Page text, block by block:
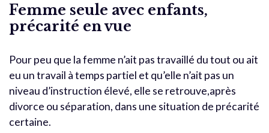
Femme seule avec enfants,
précarité en vue
Pour peu que la femme n’ait pas travaillé du tout ou ait
eu un travail à temps partiel et qu’elle n’ait pas un
niveau d’instruction élevé, elle se retrouve,après
divorce ou séparation, dans une situation de précarité
certaine.